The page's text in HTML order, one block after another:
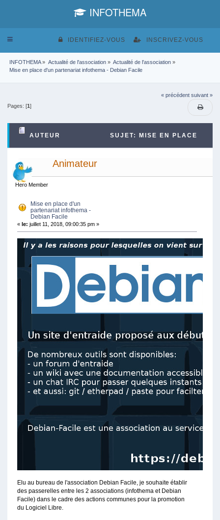
INFOTHEMA
Toggle
IDENTIFIEZ-VOUS INSCRIVEZ-VOUS
INFOTHEMA» Actualité de l'association» Actualité de l'association»
Mise en place d'un partenariat infothema - Debian Facile
« précédent suivant »
Pages: [1]
AUTEUR SUJET: MISE EN PLACE
D'UN PARTENARIAT INFOTHEMA - DEBIAN FACILE
(LU 5256 FOIS)
Animateur
Hero Member
Mise en place d'un
partenariat infothema -
Debian Facile
« le: juillet 11, 2018, 09:00:35 pm »
Elu au bureau de l'association Debian Facile, je souhaite établir
des passerelles entre les 2 associations (infothema et Debian
Facile) dans le cadre des actions communes pour la promotion
du Logiciel Libre.